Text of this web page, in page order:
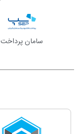
سامان پرداخت